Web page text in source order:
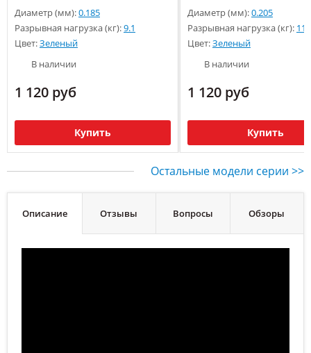
Диаметр (мм):0.185
Разрывная нагрузка (кг):9.1
Цвет:Зеленый
В наличии
1 120 руб
Купить
Диаметр (мм):0.205
Разрывная нагрузка (кг):
Цвет:Зеленый
В наличии
1 120 руб
Купить
Остальные модели серии >>
Описание Отзывы Вопросы Обзоры